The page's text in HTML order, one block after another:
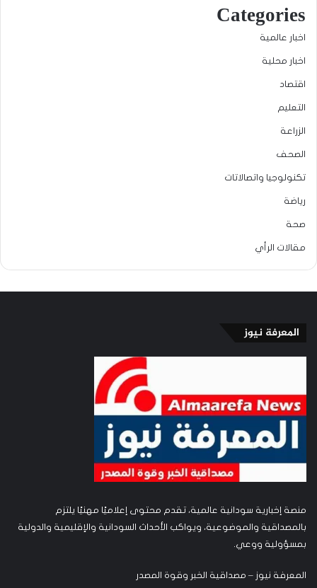
Categories
اخبار عالمية
اخبار محلية
اقتصاد
التعليم
الزراعة
الصحف
تكنولوجيا واتصالاتات
رياضة
صحة
مقالات الرأي
المعرفة نيوز
منصة إخبارية سودانية عالمية، تقدم محتوى إعلاميًا مهنيًا يلتزم
بالمصداقية والموضوعية، ويواكب الأحداث السودانية والإقليمية والدولية
بمسؤولية ووعي.
المعرفة نيوز – مصداقية الخبر وقوة المصدر